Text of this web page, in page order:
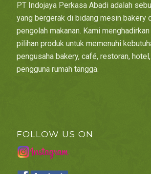
PT Indojaya Perkasa Abadi adalah
yang bergerak di bidang mesin bakery
pengolah makanan. Kami
pilihan produk untuk memenuhi
pengusaha bakery, café, restoran,
pengguna rumah tangga.
FOLLOW US ON